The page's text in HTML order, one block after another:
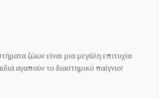
ζώων είναι μια μεγάλη επιτυχία
αγαπούν το διαστημικό παίγνιο!